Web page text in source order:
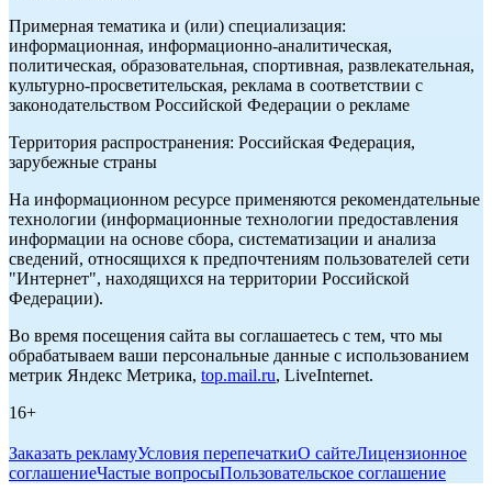
Примерная тематика и (или) специализация:
информационная, информационно-аналитическая,
политическая, образовательная, спортивная, развлекательная,
культурно-просветительская, реклама в соответствии с
законодательством Российской Федерации о рекламе
Территория распространения: Российская Федерация,
зарубежные страны
На информационном ресурсе применяются рекомендательные
технологии (информационные технологии предоставления
информации на основе сбора, систематизации и анализа
сведений, относящихся к предпочтениям пользователей сети
"Интернет", находящихся на территории Российской
Федерации).
Во время посещения сайта вы соглашаетесь с тем, что мы
обрабатываем ваши персональные данные с использованием
метрик Яндекс Метрика, top.mail.ru, LiveInternet.
16+
Заказать рекламуУсловия перепечаткиО сайтеЛицензионное
соглашениеЧастые вопросыПользовательское соглашение